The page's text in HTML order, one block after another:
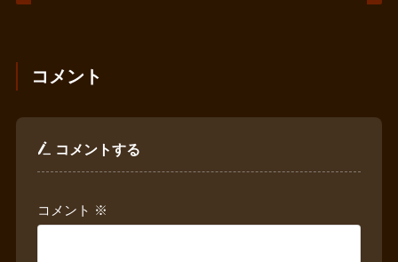
コメント
コメントする
コメント ※